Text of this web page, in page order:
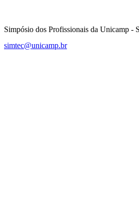
Simpósio dos Profissionais da Unicamp -
simtec@unicamp.br